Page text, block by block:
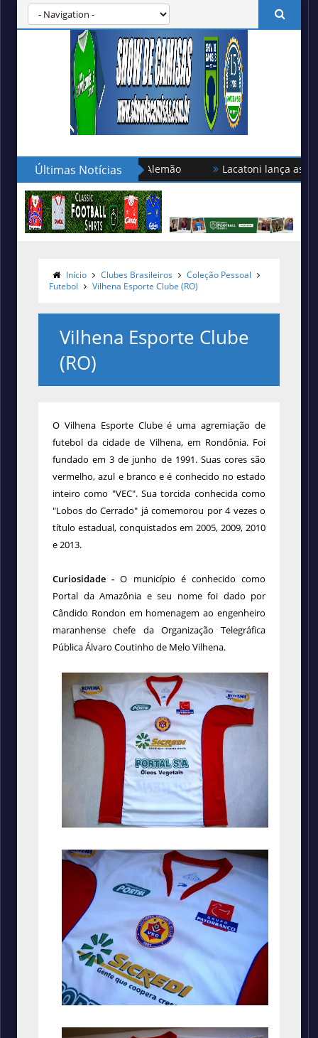
Últimas Notícias Lacatoni lança as novas camisas
Início Clubes Brasileiros
Coleção Pessoal
Futebol
Vilhena Esporte Clube (RO)
Vilhena Esporte Clube
(RO)
O Vilhena Esporte Clube é uma agremiação de
futebol da cidade de Vilhena, em Rondônia. Foi
fundado em 3 de junho de 1991. Suas cores são
vermelho, azul e branco e é conhecido no estado
inteiro como "VEC". Sua torcida conhecida como
"Lobos do Cerrado" já comemorou por 4 vezes o
título estadual, conquistados em 2005, 2009, 2010
e 2013.
Curiosidade -O município é conhecido como
Portal da Amazônia e seu nome foi dado por
Cândido Rondon em homenagem ao engenheiro
maranhense chefe da Organização Telegráfica
Pública Álvaro Coutinho de Melo Vilhena.